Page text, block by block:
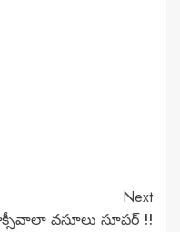
Next
వసూలు సూపర్ !!